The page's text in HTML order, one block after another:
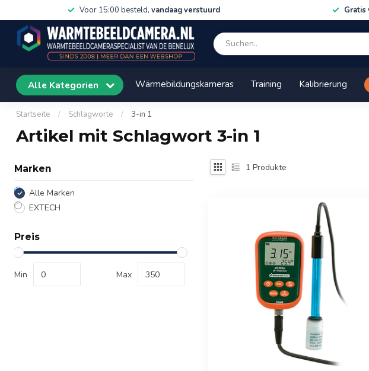
Voor 15:00 besteld, vandaag verstuurd Gratis
Alle Kategorien Wärmebildungskameras Training Kalibrierung
Startseite / Schlagworte / 3-in 1
Artikel mit Schlagwort 3-in 1
Marken
Alle Marken
EXTECH
Preis
Min Max
1 Produkte